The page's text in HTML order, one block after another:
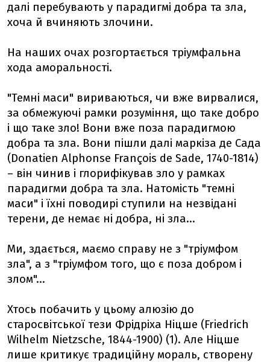
далі перебувають у парадигмі добра та зла,
хоча й вчиняють злочини.
На наших очах розгортається тріумфальна
хода аморальності.
"Темні маси" вириваються, чи вже вирвалися,
за обмежуючі рамки розуміння, що таке добро
і що таке зло! Вони вже поза парадигмою
добра та зла. Вони пішли далі маркіза де Сада
(Donatien Alphonse François de Sade, 1740-1814)
– він чинив і глорифікував зло у рамках
парадигми добра та зла. Натомість "темні
маси" і їхні поводирі ступили на незвідані
терени, де немає ні добра, ні зла...
Ми, здається, маємо справу не з "тріумфом
зла", а з "тріумфом того, що є поза добром і
злом"...
Хтось побачить у цьому алюзію до
старосвітської тези Фрідріха Ніцше (Friedrich
Wilhelm Nietzsche, 1844-1900) (1). Але Ніцше
лише критикує традиційну мораль, створену